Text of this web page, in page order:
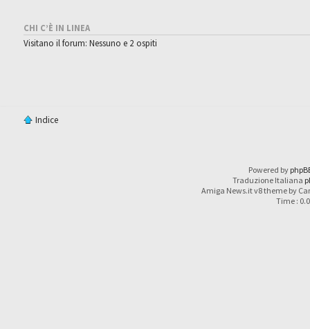
CHI C’È IN LINEA
Visitano il forum: Nessuno e 2 ospiti
Indice
Powered by
Traduzione Italiana
Amiga News.it v8 theme by
Time :